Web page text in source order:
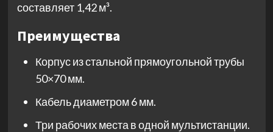
составляет 1,42 м³.
Преимущества
Корпус из стальной прямоугольной трубы
50×70 мм.
Кабель диаметром 6 мм.
Три рабочих места в одной мультистанции.